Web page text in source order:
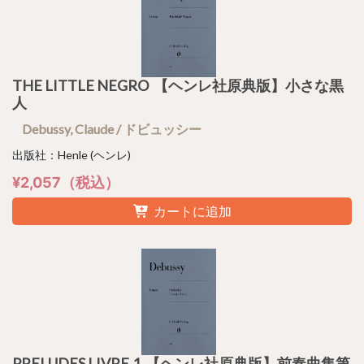
THE LITTLE NEGRO 【ヘンレ社原典版】小さな黒
人
Debussy, Claude / ドビュッシー
出版社：Henle (ヘンレ)
¥2,057（税込）
カートに追加